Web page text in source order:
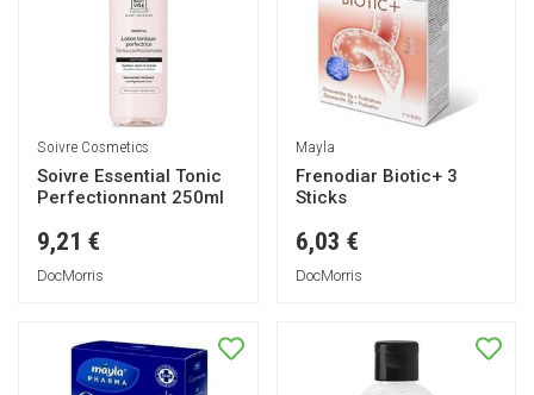
Soivre Cosmetics
Soivre Essential Tonic
Perfectionnant 250ml
9,21 €
DocMorris
Mayla
Frenodiar Biotic+ 3
Sticks
6,03 €
DocMorris